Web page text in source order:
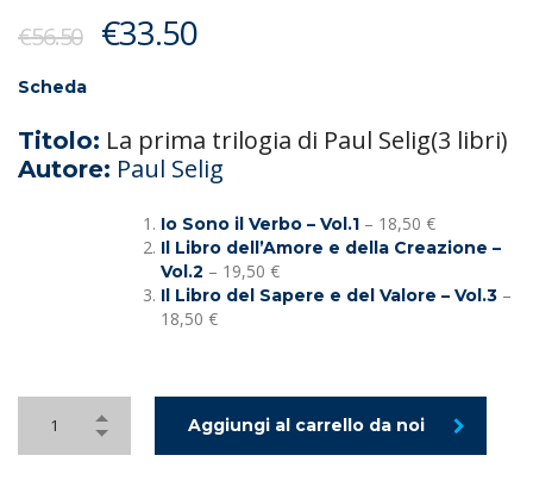
€56.50 Il
era:
€56.50.
€33.50Il
è:
€33.50.
Scheda
Titolo: La prima trilogia di Paul Selig(3 libri)
Autore: Paul Selig
Io Sono il Verbo – Vol.1 – 18,50 €
Il Libro dell’Amore e della Creazione –
Vol.2 – 19,50 €
Il Libro del Sapere e del Valore – Vol.3 –
18,50 €
Aggiungi al carrello da noi